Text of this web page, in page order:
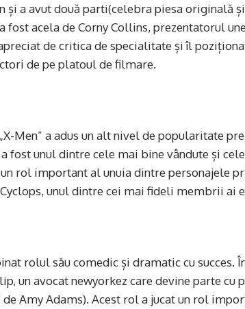
și a avut două parti(celebra piesa originală
fost acela de Corny Collins, prezentatorul
de critica de specialitate și îl
de pe platoul de filmare.
Men” a adus un alt nivel de popularitate
fost unul dintre cele mai bine vândute și
rol important al unuia dintre personajele
unul dintre cei mai fideli membrii ai
rolul său comedic și dramatic cu succes.
un avocat newyorkez care devine parte cu
Amy Adams). Acest rol a jucat un rol